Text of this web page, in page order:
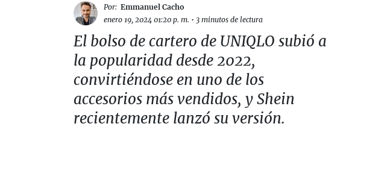
Por: Emmanuel Cacho
enero 19, 2024 01:20 p. m. • 3 minutos de lectura
El bolso de cartero de UNIQLO subió a
la popularidad desde 2022,
convirtiéndose en uno de los
accesorios más vendidos, y Shein
recientemente lanzó su versión.